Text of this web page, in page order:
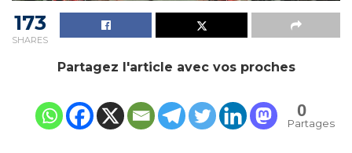
173
SHARES
Partagez l'article avec vos proches
0
Partages